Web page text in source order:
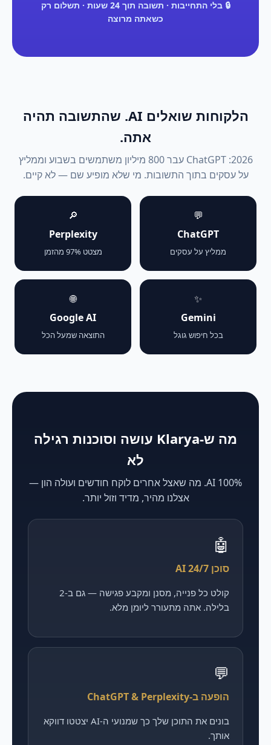
🔒 בלי התחייבות · תשובה תוך 24 שעות · תשלום רק
כשאתה מרוצה
הלקוחות שואלים AI. שהתשובה תהיה
אתה.
2026: ChatGPT עבר 800 מיליון משתמשים בשבוע וממליץ
על עסקים בתוך התשובות. מי שלא מופיע שם — לא קיים.
💬
ChatGPT
ממליץ על עסקים
🔎
Perplexity
מצטט 97% מהזמן
✨
Gemini
בכל חיפוש גוגל
🌐
Google AI
התוצאה שמעל הכל
מה ש-Klarya עושה וסוכנות רגילה
לא
100% AI. מה שאצל אחרים לוקח חודשים ועולה הון —
אצלנו מהיר, מדיד וזול יותר.
🤖
סוכן AI 24/7
קולט כל פנייה, מסנן ומקבע פגישה — גם ב-2
בלילה. אתה מתעורר ליומן מלא.
💬
הופעה ב-ChatGPT & Perplexity
בונים את התוכן שלך כך שמנועי ה-AI יצטטו דווקא
אותך.